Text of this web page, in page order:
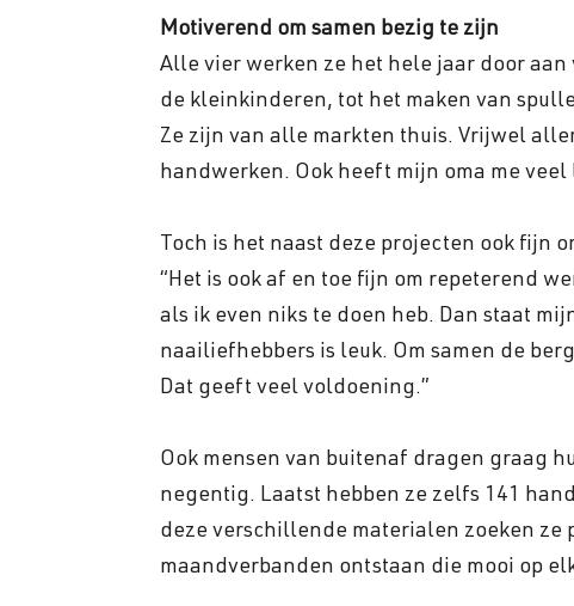
Motiverend om samen bezig te zijn
Alle vier werken ze het hele jaar door
de kleinkinderen, tot het maken van
Ze zijn van alle markten thuis. Vrijwel
handwerken. Ook heeft mijn oma me
Toch is het naast deze projecten ook fijn
“Het is ook af en toe fijn om repeterend
als ik even niks te doen heb. Dan staat
naailiefhebbers is leuk. Om samen de
Dat geeft veel voldoening.”
Ook mensen van buitenaf dragen graag
negentig. Laatst hebben ze zelfs 141
deze verschillende materialen zoeken ze
maandverbanden ontstaan die mooi op